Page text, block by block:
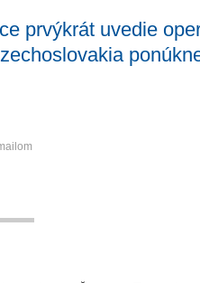
prvýkrát uvedie